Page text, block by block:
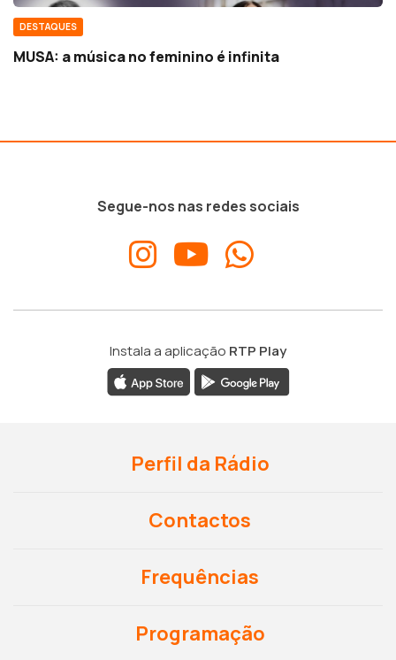
DESTAQUES
MUSA: a música no feminino é infinita
Segue-nos nas redes sociais
Instala a aplicação RTP Play
Perfil da Rádio
Contactos
Frequências
Programação